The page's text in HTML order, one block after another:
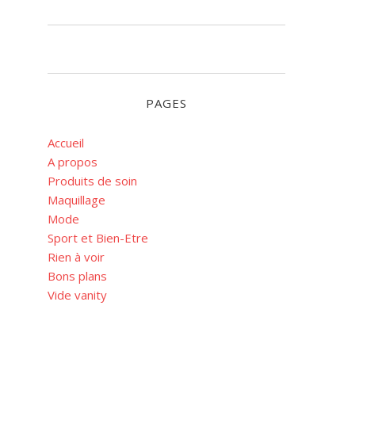
PAGES
Accueil
A propos
Produits de soin
Maquillage
Mode
Sport et Bien-Etre
Rien à voir
Bons plans
Vide vanity